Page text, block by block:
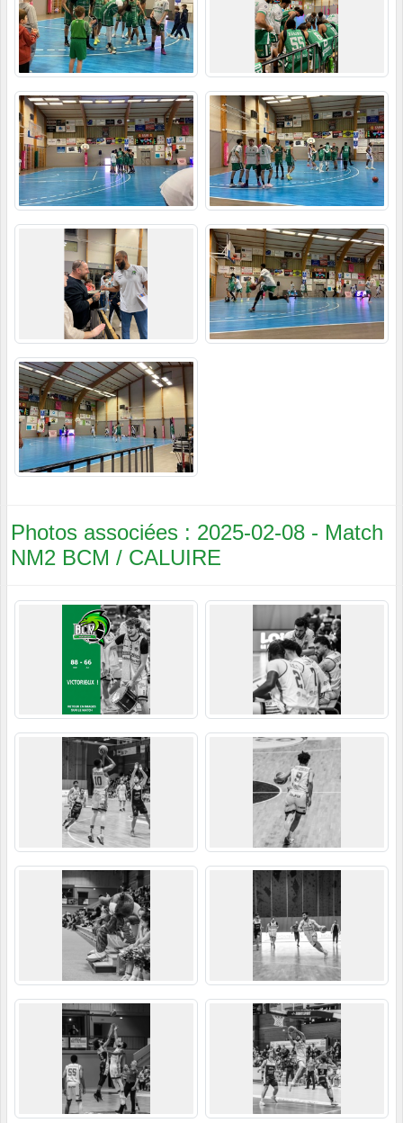
Photos associées : 2025-02-08 - Match
NM2 BCM / CALUIRE